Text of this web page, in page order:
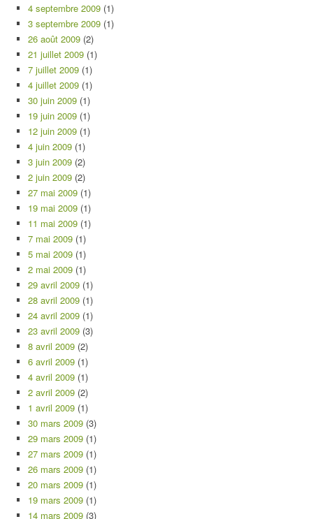
4 septembre 2009 (1)
3 septembre 2009 (1)
26 août 2009 (2)
21 juillet 2009 (1)
7 juillet 2009 (1)
4 juillet 2009 (1)
30 juin 2009 (1)
19 juin 2009 (1)
12 juin 2009 (1)
4 juin 2009 (1)
3 juin 2009 (2)
2 juin 2009 (2)
27 mai 2009 (1)
19 mai 2009 (1)
11 mai 2009 (1)
7 mai 2009 (1)
5 mai 2009 (1)
2 mai 2009 (1)
29 avril 2009 (1)
28 avril 2009 (1)
24 avril 2009 (1)
23 avril 2009 (3)
8 avril 2009 (2)
6 avril 2009 (1)
4 avril 2009 (1)
2 avril 2009 (2)
1 avril 2009 (1)
30 mars 2009 (3)
29 mars 2009 (1)
27 mars 2009 (1)
26 mars 2009 (1)
20 mars 2009 (1)
19 mars 2009 (1)
14 mars 2009 (3)